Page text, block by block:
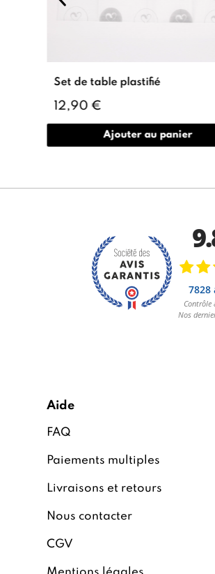
Set de table plastifié
12,90 €
Ajouter au panier
Aide
FAQ
Paiements multiples
Livraisons et retours
Nous contacter
CGV